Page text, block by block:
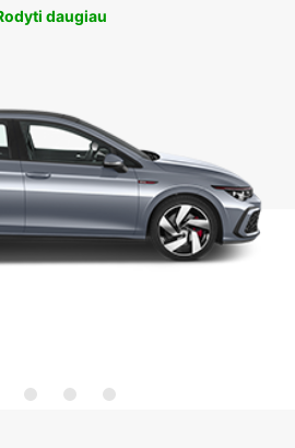
daugiau